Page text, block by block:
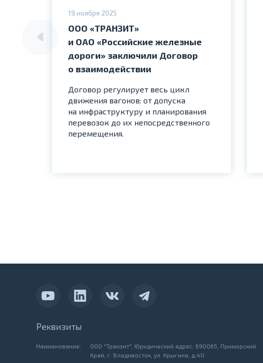
19 ноября 2025
ООО «ТРАНЗИТ»
и ОАО «Российские железные
дороги» заключили Договор
о взаимодействии
Договор регулирует весь цикл
движения вагонов: от допуска
на инфраструктуру и планирования
перевозок до их непосредственного
перемещения.
Реквизиты
Наименование:
ООО "Транзит", Юридический адрес: 690065, Приморский
Край, г. Владивосток, ул. Крыгина, д.40